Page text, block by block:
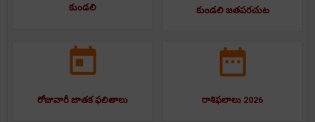
కుండలి కుండలి జతపరచుట
రోజువారీ జాతక ఫలితాలు రాశిఫలాలు 2026